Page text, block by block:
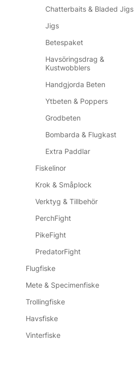
Chatterbaits & Bladed Jigs
Jigs
Betespaket
Havsöringsdrag &
Kustwobblers
Handgjorda Beten
Ytbeten & Poppers
Grodbeten
Bombarda & Flugkast
Extra Paddlar
Fiskelinor
Krok & Småplock
Verktyg & Tillbehör
PerchFight
PikeFight
PredatorFight
Flugfiske
Mete & Specimenfiske
Trollingfiske
Havsfiske
Vinterfiske